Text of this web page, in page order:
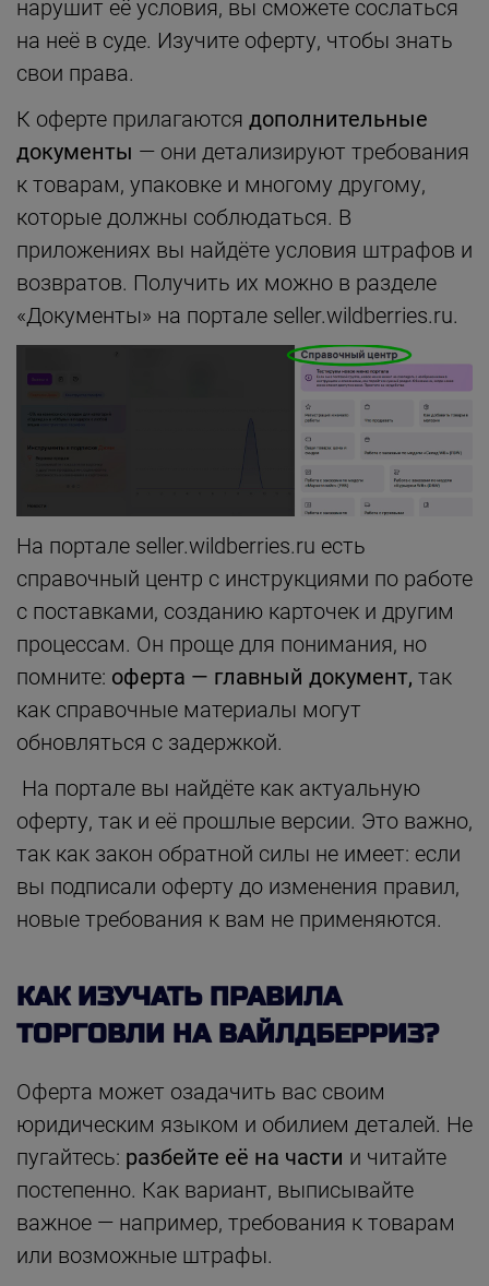
нарушит её условия, вы сможете сослаться
на неё в суде. Изучите оферту, чтобы знать
свои права.
К оферте прилагаются дополнительные
документы — они детализируют требования
к товарам, упаковке и многому другому,
которые должны соблюдаться. В
приложениях вы найдёте условия штрафов и
возвратов. Получить их можно в разделе
«Документы» на портале seller.wildberries.ru.
На портале seller.wildberries.ru есть
справочный центр с инструкциями по работе
с поставками, созданию карточек и другим
процессам. Он проще для понимания, но
помните: оферта — главный документ, так
как справочные материалы могут
обновляться с задержкой.
На портале вы найдёте как актуальную
оферту, так и её прошлые версии. Это важно,
так как закон обратной силы не имеет: если
вы подписали оферту до изменения правил,
новые требования к вам не применяются.
КАК ИЗУЧАТЬ ПРАВИЛА
ТОРГОВЛИ НА ВАЙЛДБЕРРИЗ?
Оферта может озадачить вас своим
юридическим языком и обилием деталей. Не
пугайтесь: разбейте её на части и читайте
постепенно. Как вариант, выписывайте
важное — например, требования к товарам
или возможные штрафы.